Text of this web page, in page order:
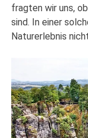
fragten wir uns,
sind. In einer
Naturerlebnis